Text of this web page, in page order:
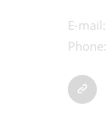
E-mail:
Phone: